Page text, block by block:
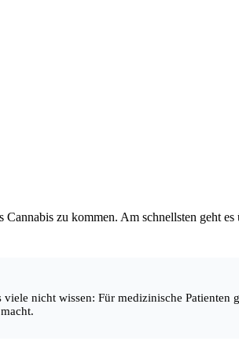
zu kommen. Am schnellsten
nicht wissen: Für medizinische